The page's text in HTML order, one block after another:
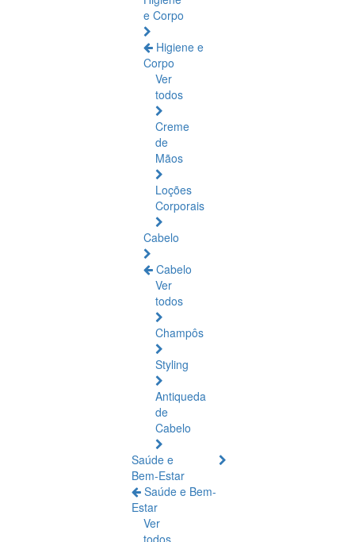
e Corpo
Higiene e
Corpo
Ver
todos
Creme
de
Mãos
Loções
Corporais
Cabelo
Cabelo
Ver
todos
Champôs
Styling
Antiqueda
de
Cabelo
Saúde e
Bem-Estar
Saúde e Bem-
Estar
Ver
todos